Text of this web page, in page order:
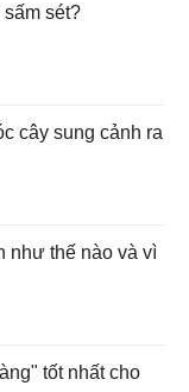
sét?
cây sung cảnh ra
như thế nào và vì
tốt nhất cho